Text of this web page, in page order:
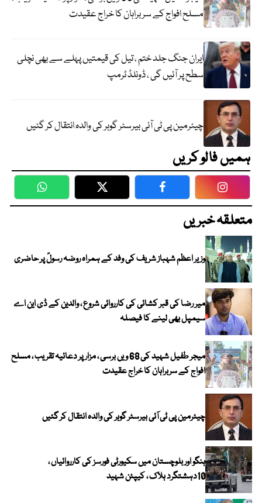
مسلح افواج کے سربراہان کا خراج عقیدت
ایران جنگ جلد ختم ، تیل کی قیمتیں پہلے سے بھی نچلی
سطح پر آئیں گی ، ڈونلڈ ٹرمپ
چیئرمین پی ٹی آئی بیرسٹر گوہر کی والدہ انتقال کر گئیں
ہمیں فالو کریں
WhatsApp Twitter Facebook
متعلقہ خبریں
وزیر اعظم شہباز شریف کی وفد کے ہمراہ روضہ رسولؐ پر حاضری
میر رضا کی قبر کشائی کی کارروائی شروع ، والدین کے ڈی این اے
سیمپل بھی لینے کا فیصلہ
میجر طفیل شہید کی 68 ویں برسی ، مزار پر دعائیہ تقریب ، مسلح
افواج کے سربراہان کا خراج عقیدت
چیئرمین پی ٹی آئی بیرسٹر گوہر کی والدہ انتقال کر گئیں
ہنگو اور بلوچستان میں سکیورٹی فورسز کی کارروائیاں ،
10دہشتگرد ہلاک ، کیپٹن شہید